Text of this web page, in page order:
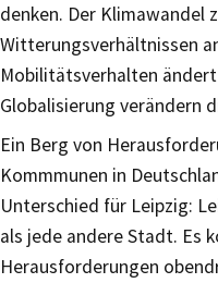
denken. Der Klimawandel
Witterungsverhältnissen
Mobilitätsverhalten
Globalisierung verändern
Ein Berg von
Kommmunen in
Unterschied für Leipzig:
als jede andere Stadt. Es
Herausforderungen